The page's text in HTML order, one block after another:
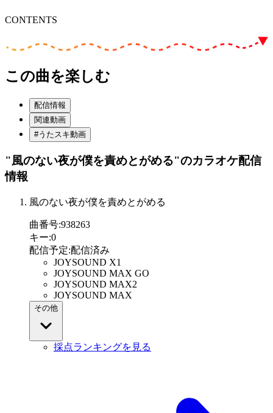
CONTENTS
この曲を楽しむ
配信情報
関連動画
#うたスキ動画
"風のない夜が僕を責めとがめる"のカラオケ配信
情報
風のない夜が僕を責めとがめる
曲番号:938263
キー:0
配信予定:配信済み
JOYSOUND X1
JOYSOUND MAX GO
JOYSOUND MAX2
JOYSOUND MAX
その他
採点ランキングを見る